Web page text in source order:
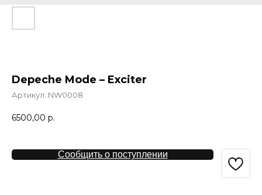
Depeche Mode – Exciter
Артикул: NW0008
6500,00 р.
Сообщить о поступлении